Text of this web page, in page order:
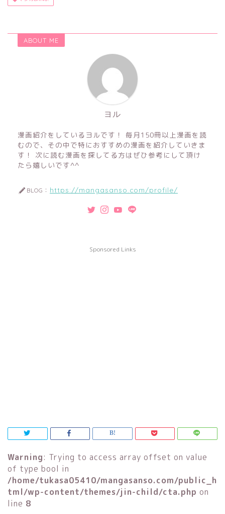
ABOUT ME
ヨル
漫画紹介をしているヨルです！ 毎月150冊以上漫画を読
むので、その中で特におすすめの漫画を紹介していきま
す！ 次に読む漫画を探してる方はぜひ参考にして頂け
たら嬉しいです^^
BLOG： https://mangasanso.com/profile/
Sponsored Links
Warning: Trying to access array offset on value
of type bool in
/home/tukasa05410/mangasanso.com/public_h
tml/wp-content/themes/jin-child/cta.php on
line 8